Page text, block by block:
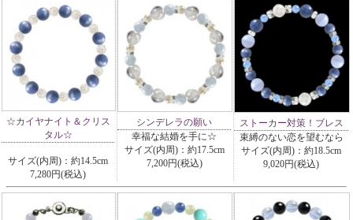
☆カイヤナイト＆クリス
タル☆
サイズ(内周)：約14.5cm
7,280円(税込)
シンデレラの願い
幸福な結婚を手に☆
サイズ(内周)：約17.5cm
7,200円(税込)
ストーカー対策！ブレス
束縛のない恋を望むなら
サイズ(内周)：約18.5cm
9,020円(税込)